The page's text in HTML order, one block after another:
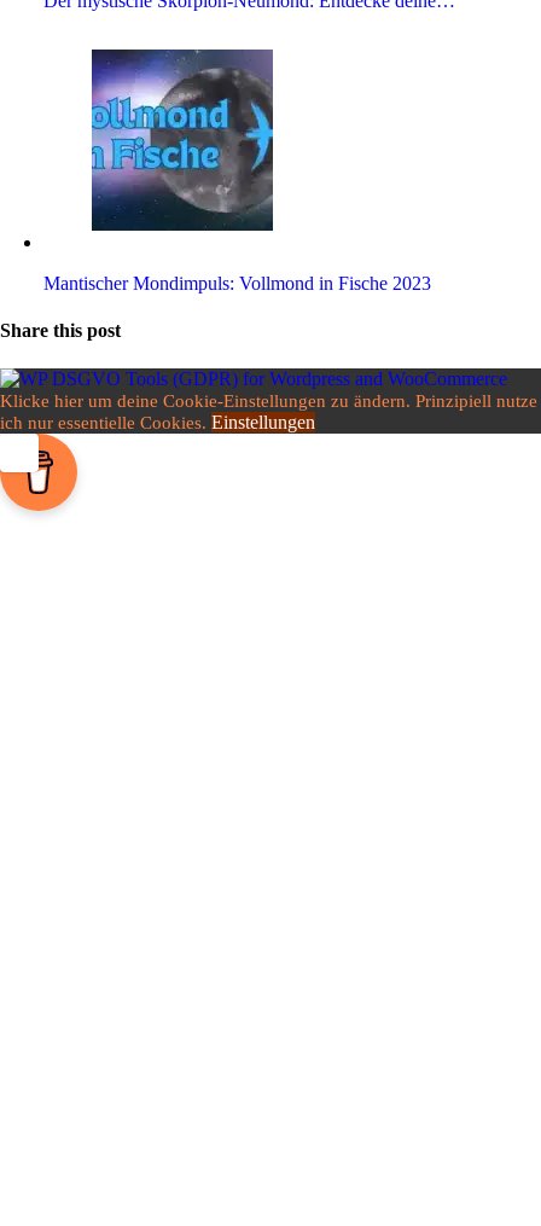
Man­ti­scher Mond­im­puls: Voll­mond in Fische 2023
Share this post
Klicke hier um deine Cookie-Einstellungen zu ändern. Prinzipiell nutze
ich nur essentielle Cookies. Einstellungen